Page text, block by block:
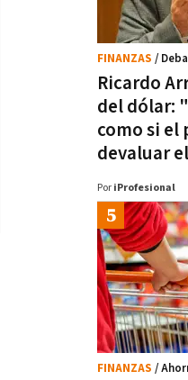
Ricardo
del dólar:
como si el
devaluar
FINANZAS /
Por iProfesional
FINANZAS /